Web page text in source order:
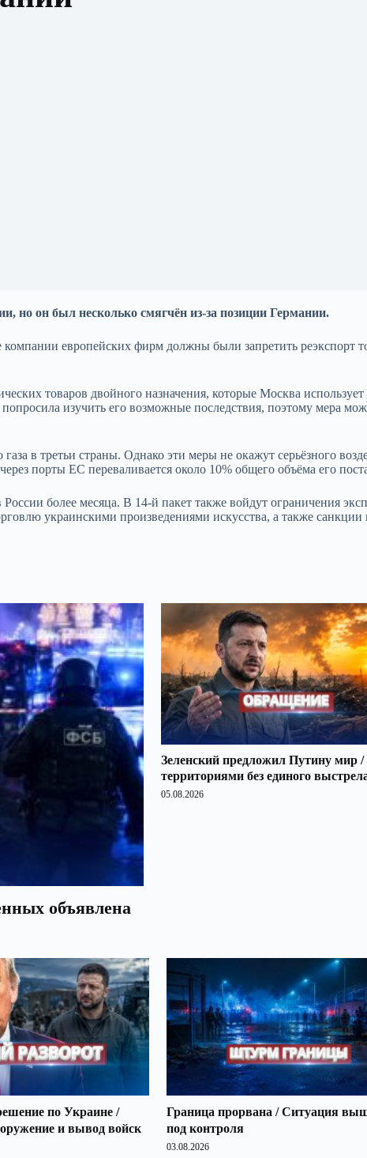
но он был несколько смягчён из-за позиции Германии.
европейских фирм должны были запретить реэкспорт
товаров двойного назначения, которые Москва использует
изучить его возможные последствия, поэтому мера
в третьи страны. Однако эти меры не окажут серьёзного
порты ЕС переваливается около 10% общего объёма его
более месяца. В 14-й пакет также войдут ограничения
украинскими произведениями искусства, а также санкции
объявлена
Зеленский предложил Путину мир
территориями без единого
05.08.2026
по Украине /
и вывод войск
Граница прорвана / Ситуация
под контроля
03.08.2026